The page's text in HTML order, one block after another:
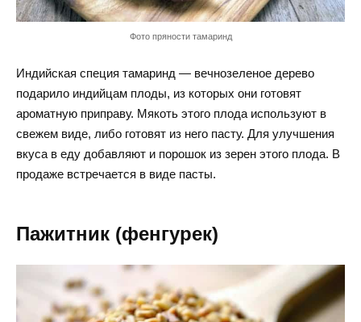
Фото пряности тамаринд
Индийская специя тамаринд — вечнозеленое дерево
подарило индийцам плоды, из которых они готовят
ароматную приправу. Мякоть этого плода используют в
свежем виде, либо готовят из него пасту. Для улучшения
вкуса в еду добавляют и порошок из зерен этого плода. В
продаже встречается в виде пасты.
Пажитник (фенгурек)